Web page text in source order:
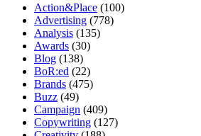
Action&Place (100)
Advertising (778)
Analysis (135)
Awards (30)
Blog (138)
BoR:ed (22)
Brands (475)
Buzz (49)
Campaign (409)
Copywriting (127)